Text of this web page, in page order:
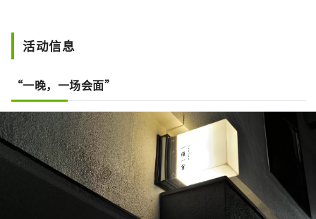
活动信息
“一晚，一场会面”